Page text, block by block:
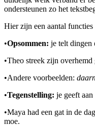
ondersteunen zo het
Hier zijn een aantal
•Opsommen: je telt dingen
•Theo streek zijn overhemd
•Andere voorbeelden:
•Tegenstelling: je geeft aan
•Maya had een gat in de
moe.